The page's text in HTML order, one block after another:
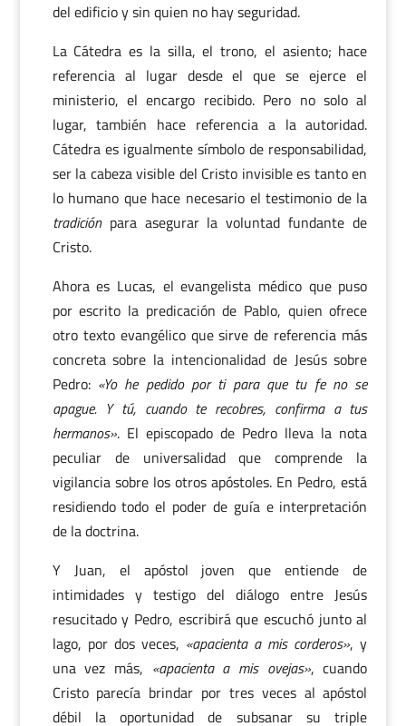
del edificio y sin quien no hay seguridad.
La Cátedra es la silla, el trono, el asiento; hace
referencia al lugar desde el que se ejerce el
ministerio, el encargo recibido. Pero no solo al
lugar, también hace referencia a la autoridad.
Cátedra es igualmente símbolo de responsabilidad,
ser la cabeza visible del Cristo invisible es tanto en
lo humano que hace necesario el testimonio de la
tradiciónpara asegurar la voluntad fundante de
Cristo.
Ahora es Lucas, el evangelista médico que puso
por escrito la predicación de Pablo, quien ofrece
otro texto evangélico que sirve de referencia más
concreta sobre la intencionalidad de Jesús sobre
Pedro: «Yo he pedido por ti para que tu fe no se
apague. Y tú, cuando te recobres, confirma a tus
hermanos». El episcopado de Pedro lleva la nota
peculiar de universalidad que comprende la
vigilancia sobre los otros apóstoles. En Pedro, está
residiendo todo el poder de guía e interpretación
de la doctrina.
Y Juan, el apóstol joven que entiende de
intimidades y testigo del diálogo entre Jesús
resucitado y Pedro, escribirá que escuchó junto al
lago, por dos veces, «apacienta a mis corderos», y
una vez más, «apacienta a mis ovejas», cuando
Cristo parecía brindar por tres veces al apóstol
débil la oportunidad de subsanar su triple